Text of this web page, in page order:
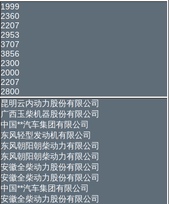
1999
2360
2207
2953
3707
3856
2300
2000
2207
2800
昆明云内动力股份有限公司
广西玉柴机器股份有限公司
中国**汽车集团有限公司
东风轻型发动机有限公司
东风朝阳朝柴动力有限公司
东风朝阳朝柴动力有限公司
安徽全柴动力股份有限公司
安徽全柴动力股份有限公司
中国**汽车集团有限公司
安徽全柴动力股份有限公司